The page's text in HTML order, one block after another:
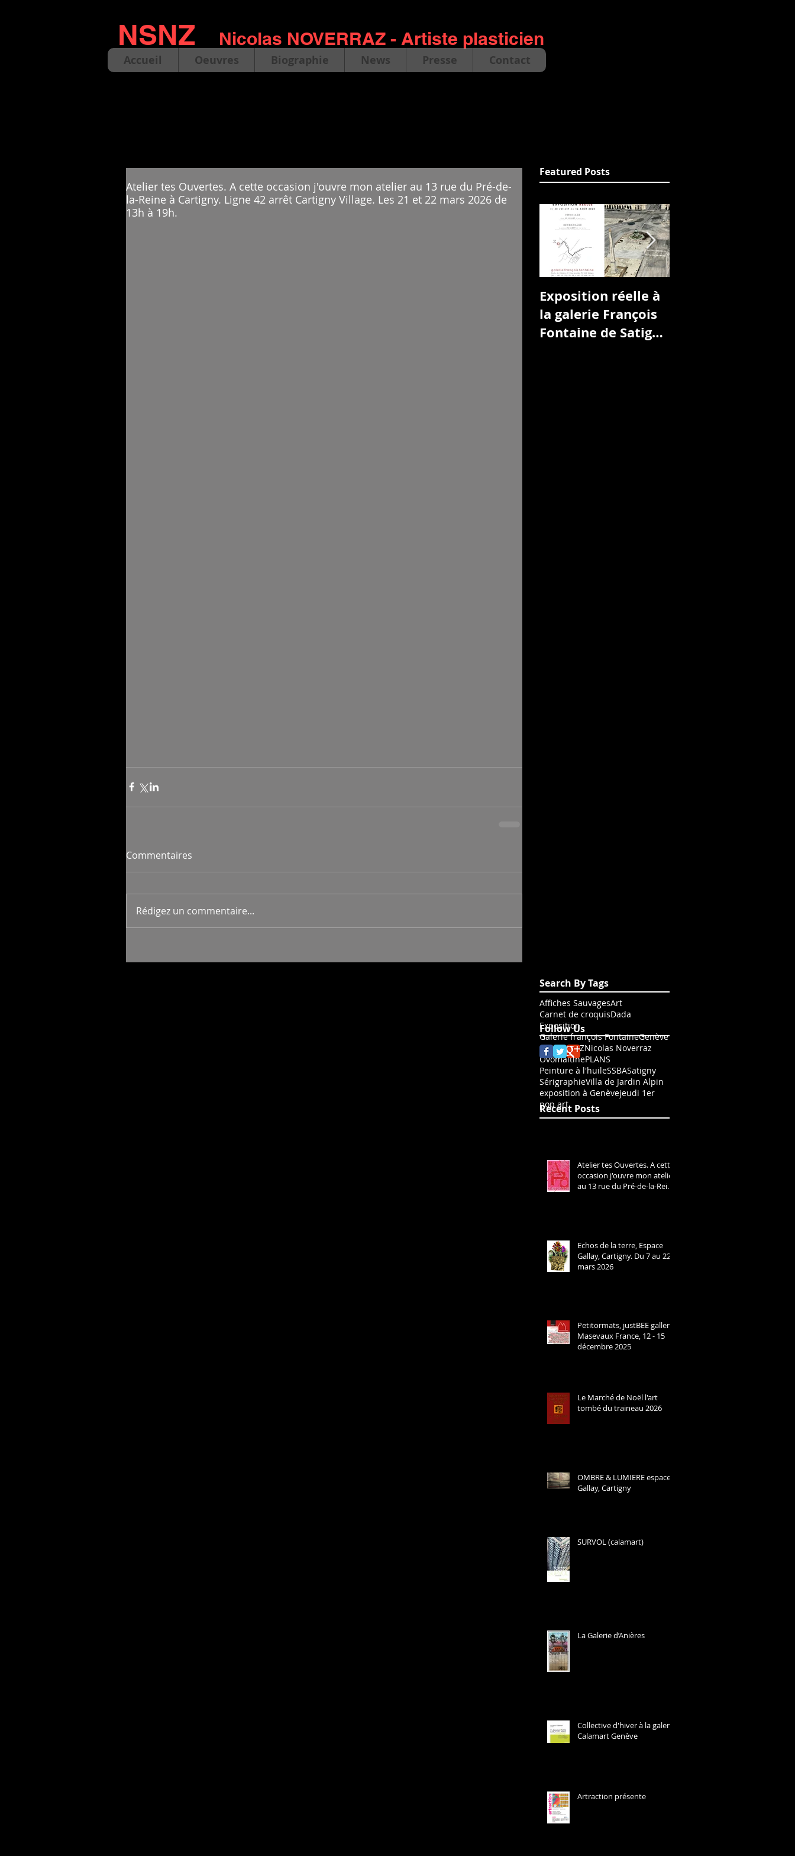
NSNZ Nicolas NOVERRAZ - Artiste plasticien
Accueil Oeuvres Biographie News Presse Contact
Atelier tes Ouvertes. A cette occasion j'ouvre mon atelier au 13 rue du Pré-de-
la-Reine à Cartigny. Ligne 42 arrêt Cartigny Village. Les 21 et 22 mars 2026 de
13h à 19h.
Commentaires
Rédigez un commentaire...
Featured Posts
Exposition réelle à
la galerie François
Fontaine de Satigny
Search By Tags
Affiches SauvagesArt
Carnet de croquisDada
Exposition
Galerie françois FontaineGenève
GrütliNSNZNicolas Noverraz
OvomaltinePLANS
Peinture à l'huileSSBASatigny
SérigraphieVilla de Jardin Alpin
exposition à Genèvejeudi 1er
pop art
Follow Us
Recent Posts
Atelier tes Ouvertes. A cette
occasion j'ouvre mon atelier
au 13 rue du Pré-de-la-Reine
Echos de la terre, Espace
Gallay, Cartigny. Du 7 au 22
mars 2026
Petitormats, justBEE gallery,
Masevaux France, 12 - 15
décembre 2025
Le Marché de Noël l'art
tombé du traineau 2026
OMBRE & LUMIERE espace
Gallay, Cartigny
SURVOL (calamart)
La Galerie d’Anières
Collective d'hiver à la galerie
Calamart Genève
Artraction présente